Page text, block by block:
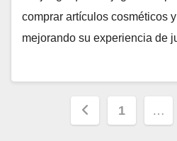
comprar artículos cosméticos
mejorando su experiencia de
Posts
1 …